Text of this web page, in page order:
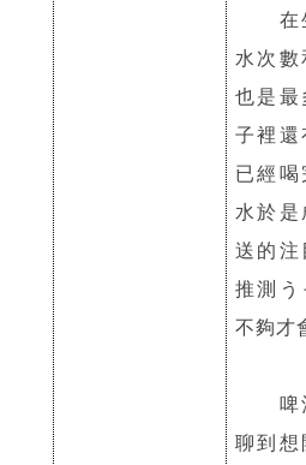
在生
水次數
也是最
子裡還
已經喝
水於是
送的注
推測う
不夠才
啤酒
聊到想